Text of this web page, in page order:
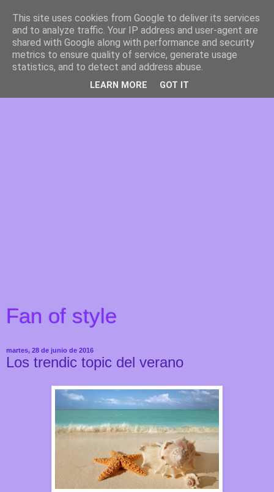
Fan of style
martes, 28 de junio de 2016
Los trendic topic del verano
This site uses cookies from Google to deliver its services
and to analyze traffic. Your IP address and user-agent are
shared with Google along with performance and security
metrics to ensure quality of service, generate usage
statistics, and to detect and address abuse.
LEARN MORE GOT IT